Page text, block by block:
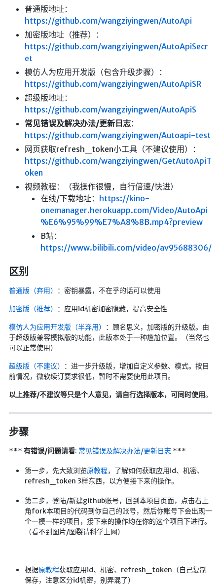
普通版地址：
https://github.com/wangziyingwen/AutoApi
加密版地址（推荐）：
https://github.com/wangziyingwen/AutoApiSecr
et
模仿人为应用开发版（包含升级步骤）：
https://github.com/wangziyingwen/AutoApiSR
超级版地址：
https://github.com/wangziyingwen/AutoApiS
常见错误及解决办法/更新日志：
https://github.com/wangziyingwen/Autoapi-test
网页获取refresh_token小工具（不建议使用）：
https://github.com/wangziyingwen/GetAutoApiT
oken
视频教程：（我操作很慢，自行倍速/快进）
在线/下载地址： https://kino-
onemanager.herokuapp.com/Video/AutoApi
%E6%95%99%E7%A8%8B.mp4?preview
B站：
https://www.bilibili.com/video/av95688306/
区别
普通版（弃用） ：密钥暴露，不在乎的话可以使用
加密版（推荐） ：应用id机密加密隐藏，提高安全性
模仿人为应用开发版（半弃用）
：顾名思义，加密版的升级版。由
于超级版兼容模拟版的功能，此版本处于一种尴尬位置。（当然也
可以正常使用）
超级版（不建议）
：进一步升级版，增加自定义参数、模式。按目
前情况，微软续订要求很低，暂时不需要使用此项目。
以上推荐/不建议等只是个人意见，请自行选择版本，可同时使用。
步骤
*** 有错误/问题请看: 常见错误及解决办法/更新日志***
第一步，先大致浏览原教程，了解如何获取应用id、机密、
refresh_token 3样东西，以方便接下来的操作。
第二步，登陆/新建github账号，回到本项目页面，点击右上
角fork本项目的代码到你自己的账号，然后你账号下会出现一
个一模一样的项目，接下来的操作均在你的这个项目下进行。
（看不到图片/图裂请科学上网）
根据原教程获取应用id、机密、refresh_token（自己复制
保存，注意区分id机密，别弄混了）
📺在线电视
视频解析
盒子软件
软件接口
🎵音乐播放
器
随便听听
音乐下载
音乐下载2
音乐下载备用一
音乐下载备用二
音乐下载备用三
无损音乐下载
mv下载
📕学习
知乎付费文章
Markdown学习
LaTeX公式编辑器
乐理学习
Web 技术教程
字帖生成
全历史
发现中国
世界货币
土木类资源下载
找建筑 土木资源
帮你百度